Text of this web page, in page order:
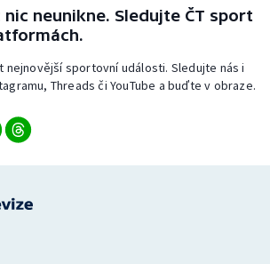
neunikne. Sledujte ČT sport
nejnovější sportovní události. Sledujte nás i
Threads či YouTube a buďte v obraze.